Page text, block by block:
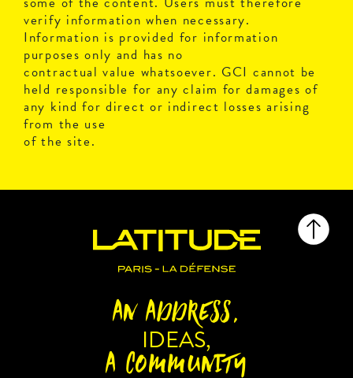
verify information when necessary.
Information is provided for information
purposes only and has no
contractual value whatsoever. GCI cannot be
held responsible for any claim for damages of
any kind for direct or indirect losses arising
from the use
of the site.
AN ADDRESS,
IDEAS,
A COMMUNITY